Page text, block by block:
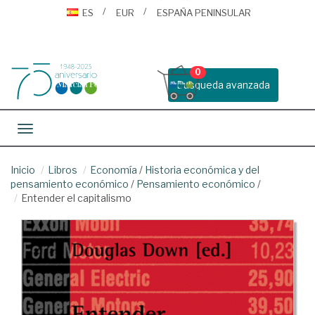
ES
EUR ESPAÑA PENINSULAR
Busqueda avanzada
0
Toggle navigation
Inicio Libros Economía / Historia económica y del
pensamiento económico / Pensamiento económico /
Entender el capitalismo